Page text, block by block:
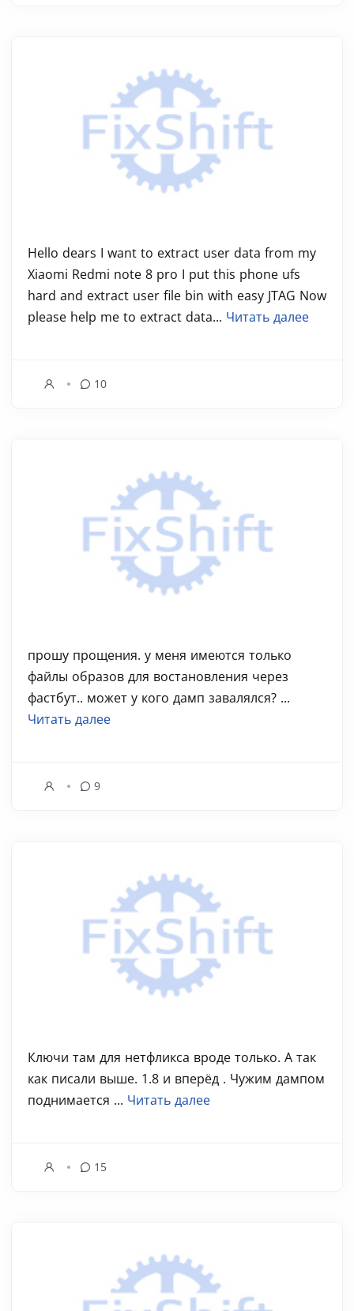
Hello dears I want to extract user data from my
Xiaomi Redmi note 8 pro I put this phone ufs
hard and extract user file bin with easy JTAG Now
please help me to extract data... Читать далее
10
прошу прощения. у меня имеются только
файлы образов для востановления через
фастбут.. может у кого дамп завалялся? ...
Читать далее
9
Ключи там для нетфликса вроде только. А так
как писали выше. 1.8 и вперёд . Чужим дампом
поднимается ... Читать далее
15